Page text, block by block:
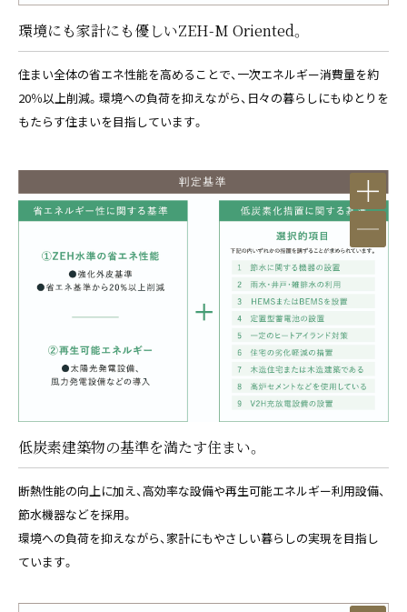
環境にも家計にも優しいZEH-M Oriented。
住まい全体の省エネ性能を高めることで、一次エネルギー消費量を約
20％以上削減。環境への負荷を抑えながら、日々の暮らしにもゆとりを
もたらす住まいを目指しています。
低炭素建築物の基準を満たす住まい。
断熱性能の向上に加え、高効率な設備や再生可能エネルギー利用設備、
節水機器などを採用。
環境への負荷を抑えながら、家計にもやさしい暮らしの実現を目指し
ています。